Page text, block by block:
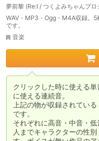
夢前黎 (Re:I / つくよみちゃんプロ
WAV・MP3・Ogg・M4A収録。5
です。
音楽
クリックした時に使える
に使える連続音。
上記の物が収録されてい
です。
それぞれに高音・中音・
人までキャラクターの性